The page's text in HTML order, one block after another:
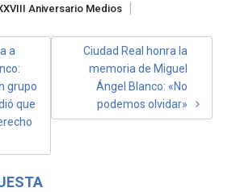
Aniversario Medios
a
grupo
que
Ciudad Real honra la
memoria de Miguel
Ángel Blanco: «No
podemos olvidar»